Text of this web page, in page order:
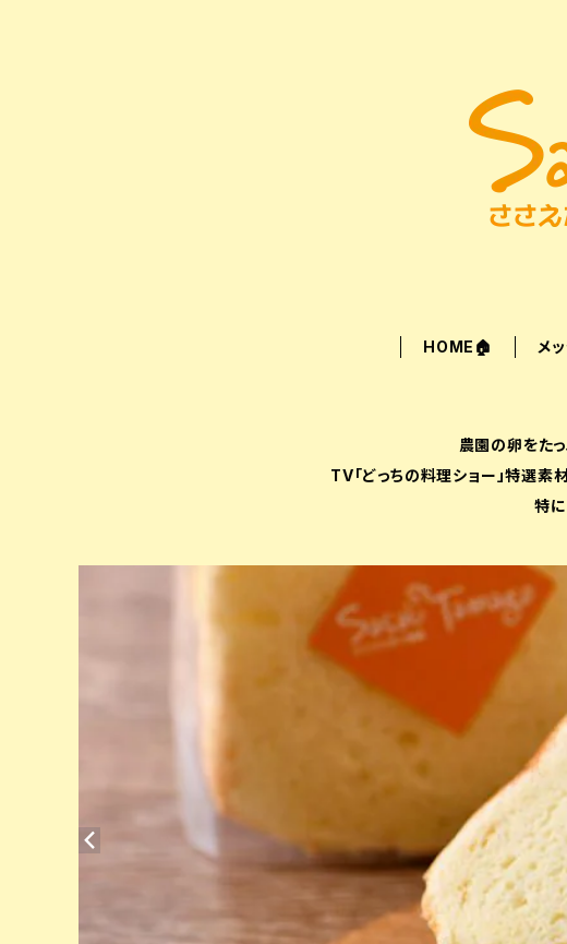
HOME🏠 メ
農園の卵をた
TV「どっちの料理ショー」特選素
特